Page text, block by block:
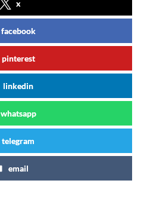
x
facebook
pinterest
linkedin
whatsapp
telegram
email